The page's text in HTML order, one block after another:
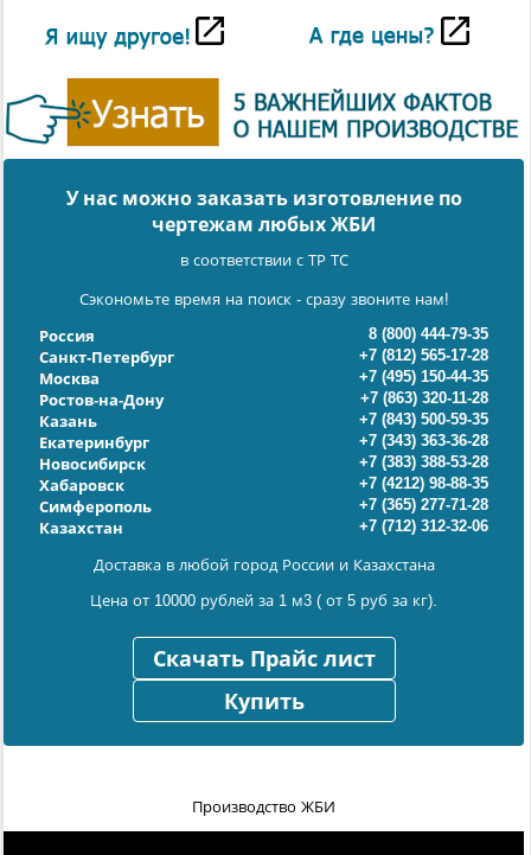
У нас можно заказать изготовление по
чертежам любых ЖБИ
в соответствии с ТР ТС
Сэкономьте время на поиск - сразу звоните нам!
Россия
8 (800) 444-79-35
Санкт-Петербург
+7 (812) 565-17-28
Москва
+7 (495) 150-44-35
Ростов-на-Дону
+7 (863) 320-11-28
Казань
+7 (843) 500-59-35
Екатеринбург
+7 (343) 363-36-28
Новосибирск
+7 (383) 388-53-28
Хабаровск
+7 (4212) 98-88-35
Симферополь
+7 (365) 277-71-28
Казахстан
+7 (712) 312-32-06
Доставка в любой город России и Казахстана
Цена от 10000 рублей за 1 м3 ( от 5 руб за кг).
Скачать Прайс лист
Купить
Производство ЖБИ